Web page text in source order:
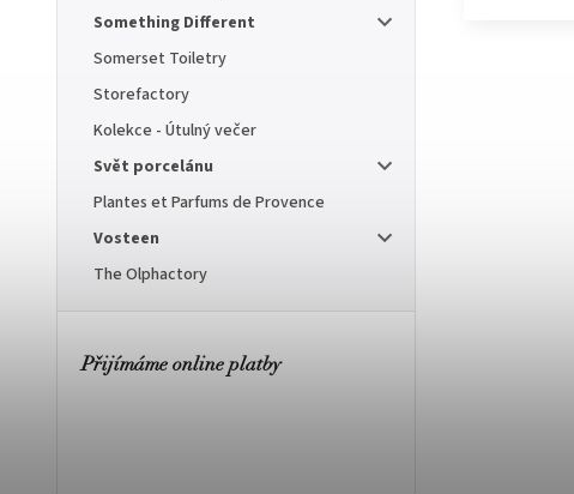
Something Different
Somerset Toiletry
Storefactory
Kolekce - Útulný večer
Svět porcelánu
Plantes et Parfums de Provence
Vosteen
The Olphactory
Přijímáme online platby